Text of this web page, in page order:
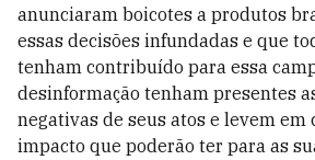
anunciaram boicotes a produtos
essas decisões infundadas e que
tenham contribuído para essa
desinformação tenham presentes
negativas de seus atos e levem em
impacto que poderão ter para as